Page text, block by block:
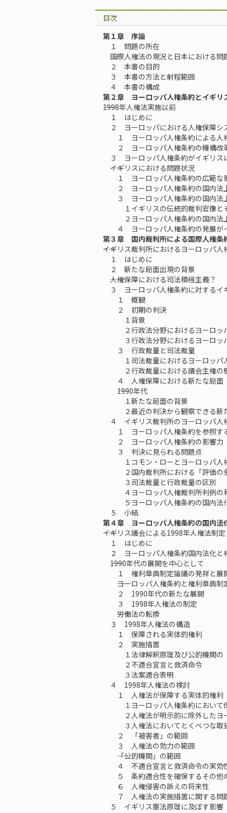
目次
第１章 序論
１ 問題の所在
――国際人権法の現況と日本における問
２ 本書の目的
３ 本書の方法と射程範囲
４ 本書の構成
第２章 ヨーロッパ人権条約とイギリ
――1998年人権法実施以前
１ はじめに
２ ヨーロッパにおける人権保障シ
１ ヨーロッパ人権条約による人
２ ヨーロッパ人権条約の機構改
３ ヨーロッパ人権条約がイギリス
――イギリスにおける問題状況
１ ヨーロッパ人権条約の広範な
２ ヨーロッパ人権条約の国内法
３ ヨーロッパ人権条約の国内法
１イギリスの伝統的裁判官像と
２ヨーロッパ人権条約の国内法上
４ ヨーロッパ人権条約の発展が
第３章 国内裁判所による国際人権条
――イギリス裁判所におけるヨーロッパ人
１ はじめに
２ 新たな局面出現の背景
――人権保障における司法積極主義？
３ ヨーロッパ人権条約に対するイ
１ 概観
２ 初期の判決
１背景
２行政法分野におけるヨーロッ
３行政法分野におけるヨーロッ
３ 行政裁量と司法裁量
１司法裁量におけるヨーロッパ
２行政裁量における議会主権の
４ 人権保障における新たな局面
――1990年代
１新たな局面の背景
２最近の判決から観察できる新
４ イギリス裁判所のヨーロッパ人
１ ヨーロッパ人権条約を参照す
２ ヨーロッパ人権条約の影響力
３ 判決に見られる問題点
１コモン・ローとヨーロッパ人
２国内裁判所における「評価の
３司法裁量と行政裁量の区別
４ヨーロッパ人権裁判所判例の
５ヨーロッパ人権条約の国内法化
５ 小結
第４章 ヨーロッパ人権条約の国内法
――イギリス議会による1998年人権法制定
１ はじめに
２ ヨーロッパ人権条約国内法化と
――1990年代の展開を中心として
１ 権利章典制定論議の発祥と展
――ヨーロッパ人権条約と権利章典制
２ 1990年代の新たな展開
３ 1998年人権法の制定
――労働法の転換
３ 1998年人権法の構造
１ 保障される実体的権利
２ 実施措置
１法律解釈原理及び公的機関の
２不適合宣言と救済命令
３法案適合表明
４ 1998年人権法の検討
１ 人権法が保障する実体的権利
１ヨーロッパ人権条約において
２人権法が明示的に除外したヨ
３人権法においてとくべつな取
２ 「被害者」の範囲
３ 人権法の効力の範囲
――「公的機関」の範囲
４ 不適合宣言と救済命令の実効
５ 条約適合性を確保するその他
６ 人権侵害の訴えの将来性
７ 人権法の実施措置に関する問
５ イギリス憲法原理に及ぼす影響